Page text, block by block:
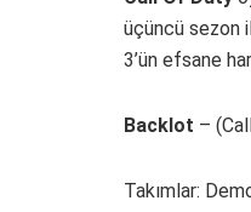
üçüncü sezon
3’ün efsane
Backlot –
Takımlar: